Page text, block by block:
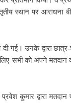
तृतीय स्थान पर आराधना
गई। उनके द्वारा
सभी को अपने
कुमार द्वारा मतदान